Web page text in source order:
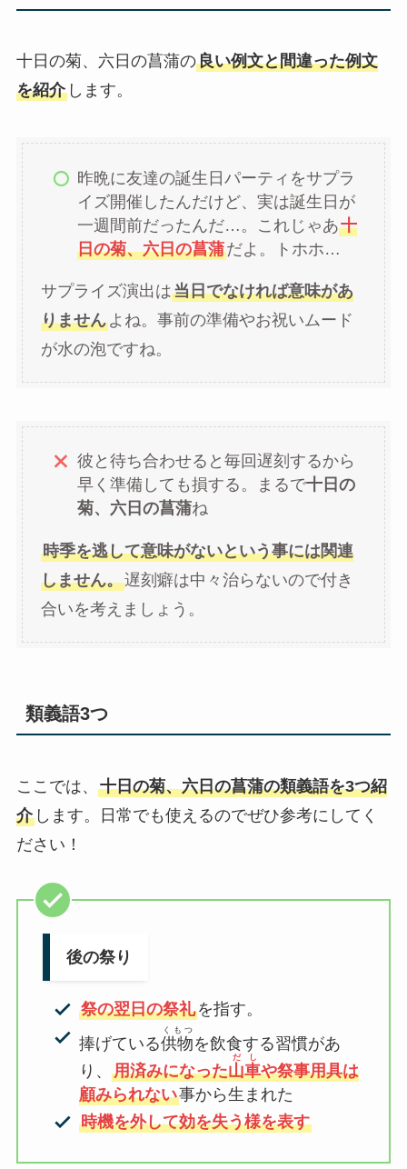
十日の菊、六日の菖蒲の良い例文と間違った例文
を紹介します。
昨晩に友達の誕生日パーティをサプラ
イズ開催したんだけど、実は誕生日が
一週間前だったんだ…。これじゃあ十
日の菊、六日の菖蒲だよ。トホホ…
サプライズ演出は当日でなければ意味があ
りませんよね。事前の準備やお祝いムード
が水の泡ですね。
彼と待ち合わせると毎回遅刻するから
早く準備しても損する。まるで十日の
菊、六日の菖蒲ね
時季を逃して意味がないという事には関連
しません。遅刻癖は中々治らないので付き
合いを考えましょう。
類義語3つ
ここでは、 十日の菊、六日の菖蒲の類義語を3つ紹
介します。日常でも使えるのでぜひ参考にしてく
ださい！
後の祭り
祭の翌日の祭礼を指す。
捧げている供物
くもつ
を飲食する習慣があ
り、用済みになった山車
だし
や祭事用具は
顧みられない事から生まれた
時機を外して効を失う様を表す